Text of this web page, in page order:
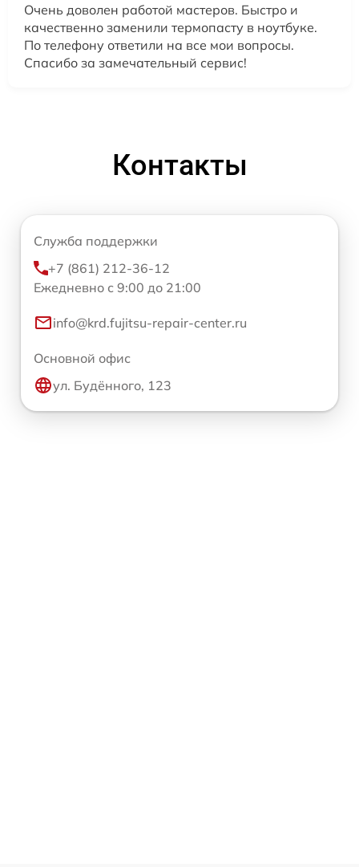
Очень доволен работой мастеров. Быстро и
качественно заменили термопасту в ноутбуке.
По телефону ответили на все мои вопросы.
Спасибо за замечательный сервис!
Контакты
Служба поддержки
+7 (861) 212-36-12
Ежедневно с 9:00 до 21:00
info@krd.fujitsu-repair-center.ru
Основной офис
ул. Будённого, 123